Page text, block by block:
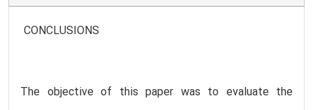
CONCLUSIONS
The objective of this paper was to evaluate the